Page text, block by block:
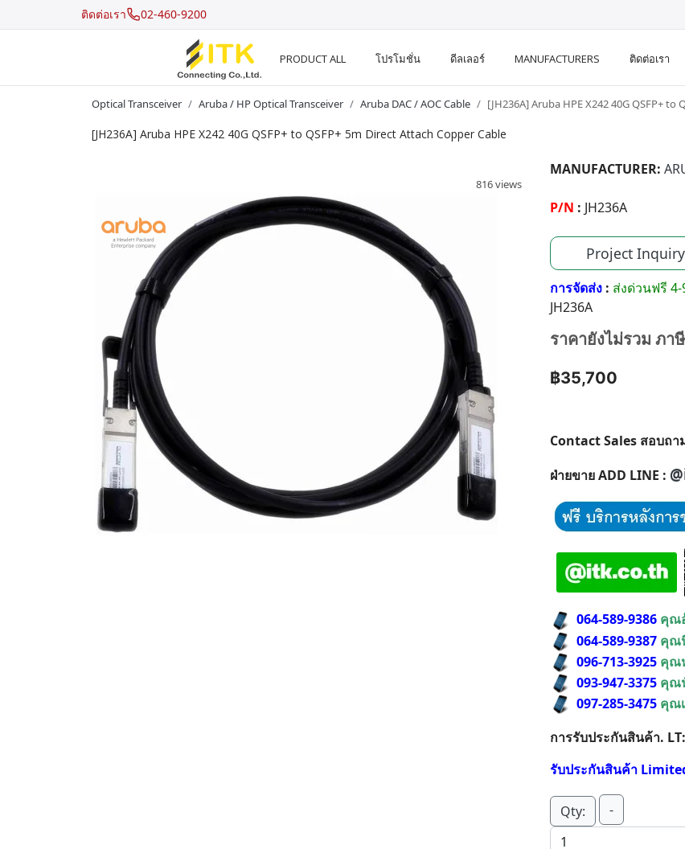
ติดต่อเรา 02-460-9200
PRODUCT ALL โปรโมชั่น ดีลเลอร์ MANUFACTURERS ติดต่อเรา
Optical Transceiver Aruba / HP Optical Transceiver Aruba DAC / AOC Cable [JH236A] Aruba HPE X242 40G QSFP+
[JH236A] Aruba HPE X242 40G QSFP+ to QSFP+ 5m Direct Attach Copper Cable
816 views
MANUFACTURER:
P/N : JH236A
Project Inquiry
การจัดส่ง : ส่งด่วนฟรี
JH236A
ราคายังไม่รวม ภา
฿35,700
Contact Sales สอบถา
ฝ่ายขาย ADD LINE :
064-589-9386 คุณ
064-589-9387 คุณ
096-713-3925 คุณ
093-947-3375 คุณ
097-285-3475 คุณ
การรับประกันสินค้า. LT:
รับประกันสินค้า
Qty: -